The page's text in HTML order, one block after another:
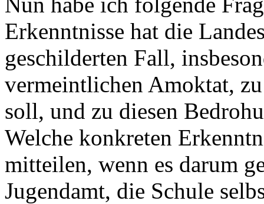
Erkenntnisse hat die
geschilderten Fall,
vermeintlichen Amoktat,
soll, und zu diesen
Welche konkreten
mitteilen, wenn es darum
Jugendamt, die Schule